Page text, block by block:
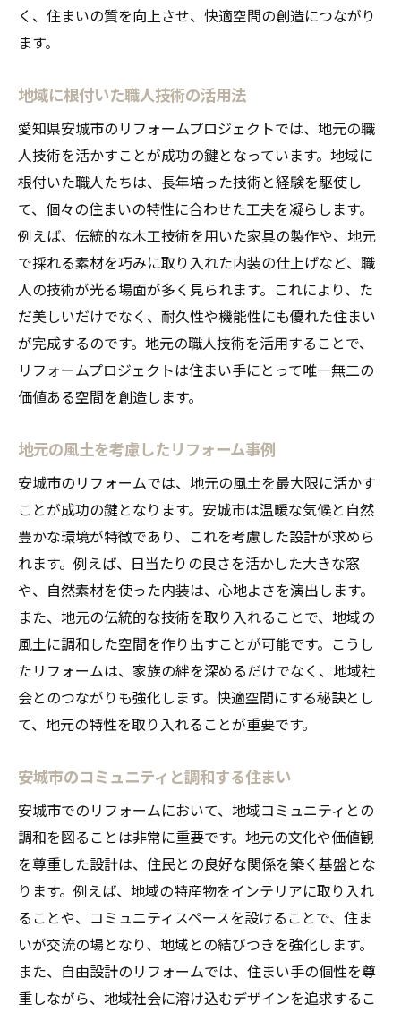
く、住まいの質を向上させ、快適空間の創造につながり
ます。
地域に根付いた職人技術の活用法
愛知県安城市のリフォームプロジェクトでは、地元の職
人技術を活かすことが成功の鍵となっています。地域に
根付いた職人たちは、長年培った技術と経験を駆使し
て、個々の住まいの特性に合わせた工夫を凝らします。
例えば、伝統的な木工技術を用いた家具の製作や、地元
で採れる素材を巧みに取り入れた内装の仕上げなど、職
人の技術が光る場面が多く見られます。これにより、た
だ美しいだけでなく、耐久性や機能性にも優れた住まい
が完成するのです。地元の職人技術を活用することで、
リフォームプロジェクトは住まい手にとって唯一無二の
価値ある空間を創造します。
地元の風土を考慮したリフォーム事例
安城市のリフォームでは、地元の風土を最大限に活かす
ことが成功の鍵となります。安城市は温暖な気候と自然
豊かな環境が特徴であり、これを考慮した設計が求めら
れます。例えば、日当たりの良さを活かした大きな窓
や、自然素材を使った内装は、心地よさを演出します。
また、地元の伝統的な技術を取り入れることで、地域の
風土に調和した空間を作り出すことが可能です。こうし
たリフォームは、家族の絆を深めるだけでなく、地域社
会とのつながりも強化します。快適空間にする秘訣とし
て、地元の特性を取り入れることが重要です。
安城市のコミュニティと調和する住まい
安城市でのリフォームにおいて、地域コミュニティとの
調和を図ることは非常に重要です。地元の文化や価値観
を尊重した設計は、住民との良好な関係を築く基盤とな
ります。例えば、地域の特産物をインテリアに取り入れ
ることや、コミュニティスペースを設けることで、住ま
いが交流の場となり、地域との結びつきを強化します。
また、自由設計のリフォームでは、住まい手の個性を尊
重しながら、地域社会に溶け込むデザインを追求するこ